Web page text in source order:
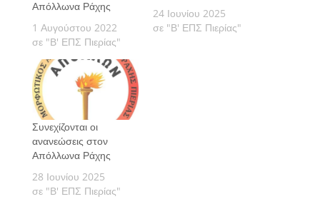
Απόλλωνα Ράχης
1 Αυγούστου 2022
σε "Β' ΕΠΣ Πιερίας"
24 Ιουνίου 2025
σε "Β' ΕΠΣ Πιερίας"
Συνεχίζονται οι
ανανεώσεις στον
Απόλλωνα Ράχης
28 Ιουνίου 2025
σε "Β' ΕΠΣ Πιερίας"